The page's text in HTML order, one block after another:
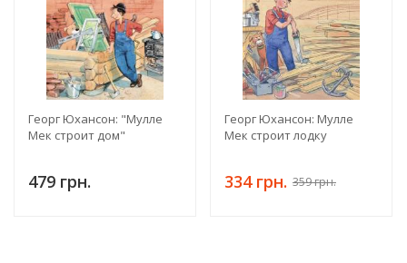
Георг Юхансон: "Мулле
Мек строит дом"
479 грн.
Георг Юхансон: Мулле
Мек строит лодку
334 грн. 359 грн.